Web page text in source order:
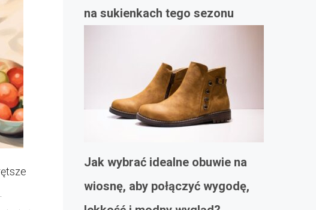
na sukienkach tego sezonu
Jak wybrać idealne obuwie na
wiosnę, aby połączyć wygodę,